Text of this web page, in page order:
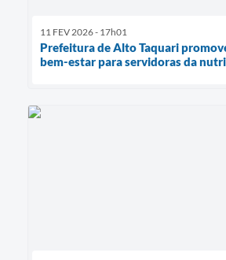
11 FEV 2026 - 17h01
Prefeitura de Alto Taquari
bem-estar para servidoras da